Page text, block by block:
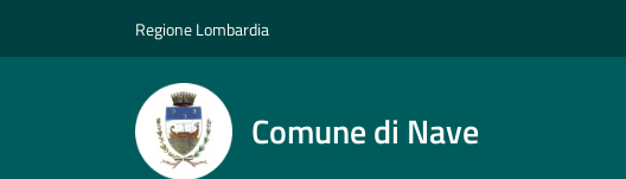
Regione Lombardia
Comune di Nave